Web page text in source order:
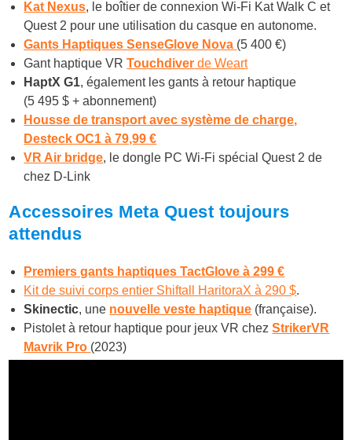
Kat Nexus, le boîtier de connexion Wi-Fi Kat Walk C et
Quest 2 pour une utilisation du casque en autonome.
Gants Haptiques SenseGlove Nova (5 400 €)
Gant haptique VRTouchdiver de Weart
HaptX G1, également les gants à retour haptique
(5 495 $ + abonnement)
Housse de transport avec système de charge,
Desteck OC1 à 79,99 €
VR Air bridge, le dongle PC Wi-Fi spécial Quest 2 de
chez D-Link
Accessoires Meta Quest toujours
attendus
Premiers gants haptiques TactGlove à 299 €
Kit de suivi corps entier Shiftall HaritoraX à 290 $.
Skinectic, une nouvelle veste haptique (française).
Pistolet à retour haptique pour jeux VR chezStrikerVR
Mavrik Pro (2023)